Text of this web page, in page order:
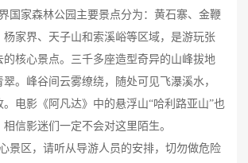
国家森林公园主要景点分为：黄石寨、金鞭
杨家界、天子山和索溪峪等区域，是游玩张
的核心景点。三千多座造型奇异的山峰拔地
。峰谷间云雾缭绕，随处可见飞瀑溪水，
。电影《阿凡达》中的悬浮山“哈利路亚山”也
信影迷们一定不会对这里陌生。
景区，请听从导游人员的安排，切勿做危险